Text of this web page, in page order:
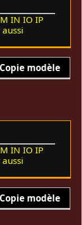
IN IO IP
Copie modèle
IN IO IP
Copie modèle